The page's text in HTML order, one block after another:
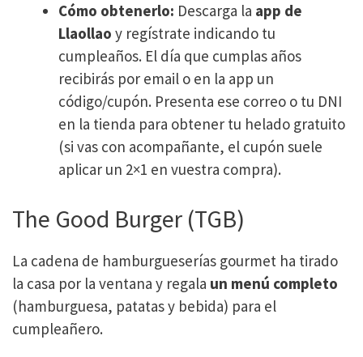
Cómo obtenerlo: Descarga la app de
Llaollao y regístrate indicando tu
cumpleaños. El día que cumplas años
recibirás por email o en la app un
código/cupón. Presenta ese correo o tu DNI
en la tienda para obtener tu helado gratuito
(si vas con acompañante, el cupón suele
aplicar un 2×1 en vuestra compra).
The Good Burger (TGB)
La cadena de hamburgueserías gourmet ha tirado
la casa por la ventana y regala un menú completo
(hamburguesa, patatas y bebida) para el
cumpleañero​.